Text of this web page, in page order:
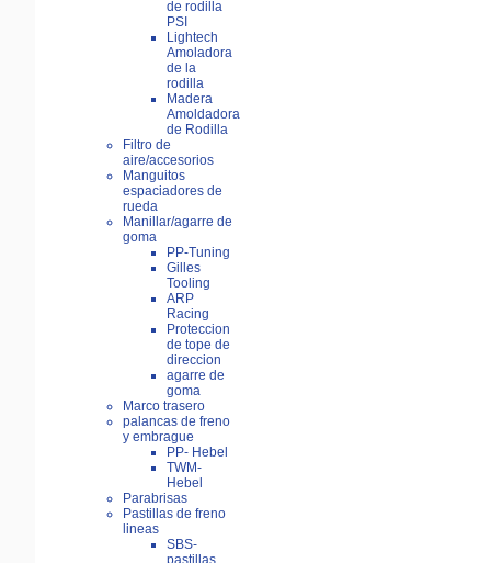
de rodilla
PSI
Lightech
Amoladora
de la
rodilla
Madera
Amoldadora
de Rodilla
Filtro de
aire/accesorios
Manguitos
espaciadores de
rueda
Manillar/agarre de
goma
PP-Tuning
Gilles
Tooling
ARP
Racing
Proteccion
de tope de
direccion
agarre de
goma
Marco trasero
palancas de freno
y embrague
PP- Hebel
TWM-
Hebel
Parabrisas
Pastillas de freno
lineas
SBS-
pastillas